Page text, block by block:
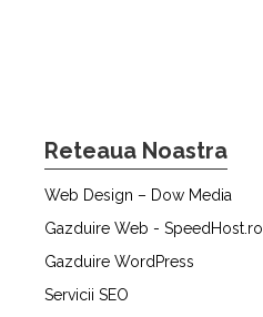
Reteaua Noastra
Web Design – Dow Media
Gazduire Web - SpeedHost.ro
Gazduire WordPress
Servicii SEO